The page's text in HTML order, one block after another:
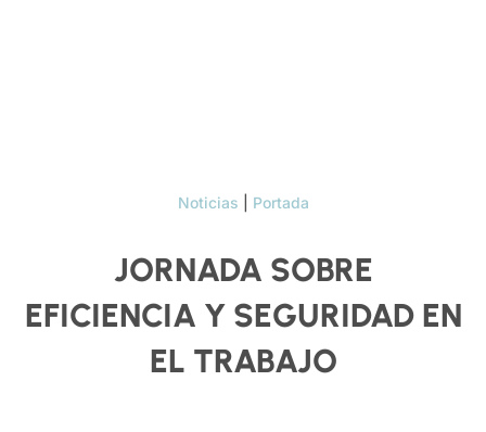
Noticias Portada
JORNADA SOBRE
EFICIENCIA Y SEGURIDAD EN
EL TRABAJO